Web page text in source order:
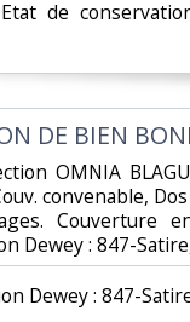
de
DE BIEN
OMNIA
convenable,
Couverture
Dewey : 847-
Dewey : 847-